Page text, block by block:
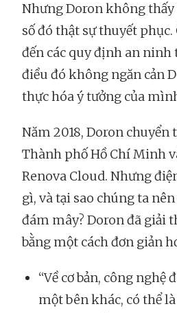
Nhưng Doron không
số đó thật sự thuyết phục.
đến các quy định an ninh
điều đó không ngăn cản
thực hóa ý tưởng của
Năm 2018, Doron chuyển
Thành phố Hồ Chí Minh
Renova Cloud. Nhưng
gì, và tại sao chúng ta
đám mây? Doron đã giải
bằng một cách đơn giản
“Về cơ bản, công nghệ
một bên khác, có thể